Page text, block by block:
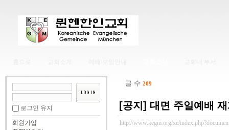
로그인 유지
회원가입
글 수 209
[공지] 대면 주일예배
http://www.kegm.org/xe/